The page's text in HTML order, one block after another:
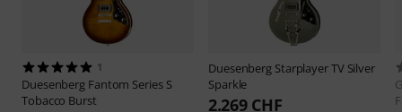
1
Duesenberg Fantom Series S
Tobacco Burst
Duesenberg Starplayer TV Silver
Sparkle
2.269 CHF